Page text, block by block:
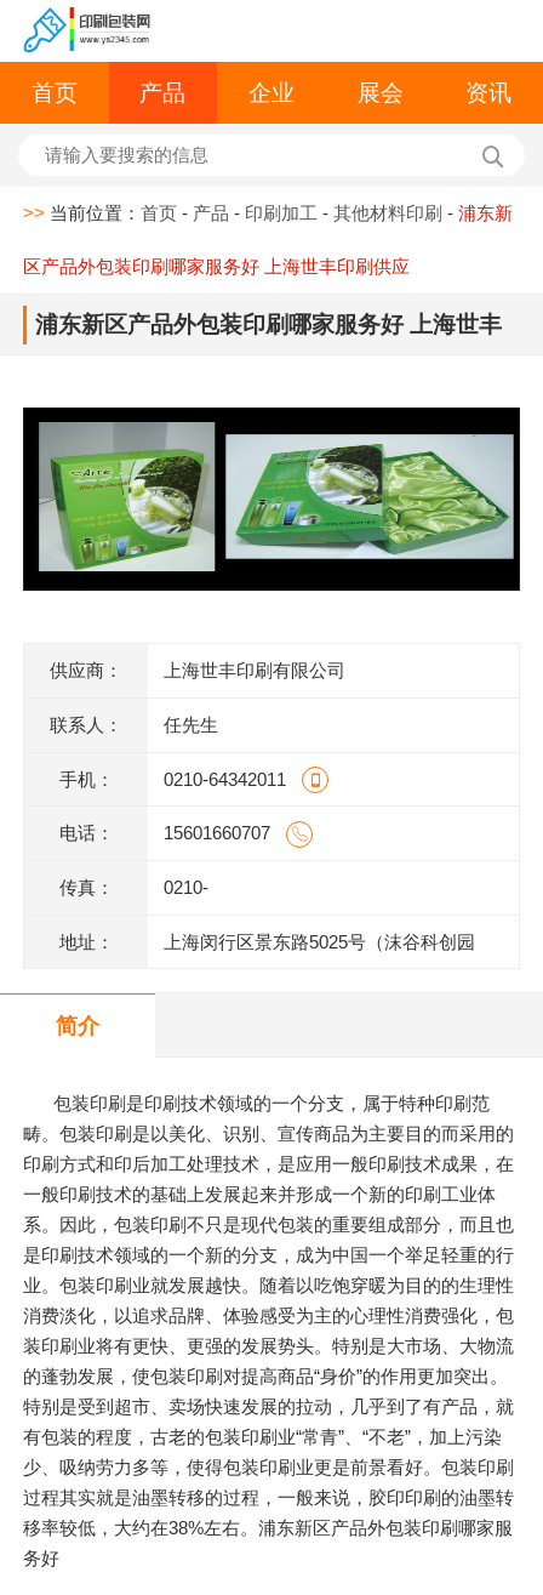
首页 产品 企业 展会 资讯
>> 当前位置：首页 - 产品 - 印刷加工 -其他材料印刷 -浦东新
区产品外包装印刷哪家服务好 上海世丰印刷供应
浦东新区产品外包装印刷哪家服务好 上海世丰
供应商： 上海世丰印刷有限公司
联系人： 任先生
手机： 0210-64342011
电话： 15601660707
传真： 0210-
地址： 上海闵行区景东路5025号（沫谷科创园
简介
包装印刷是印刷技术领域的一个分支，属于特种印刷范
畴。包装印刷是以美化、识别、宣传商品为主要目的而采用的
印刷方式和印后加工处理技术，是应用一般印刷技术成果，在
一般印刷技术的基础上发展起来并形成一个新的印刷工业体
系。因此，包装印刷不只是现代包装的重要组成部分，而且也
是印刷技术领域的一个新的分支，成为中国一个举足轻重的行
业。包装印刷业就发展越快。随着以吃饱穿暖为目的的生理性
消费淡化，以追求品牌、体验感受为主的心理性消费强化，包
装印刷业将有更快、更强的发展势头。特别是大市场、大物流
的蓬勃发展，使包装印刷对提高商品“身价”的作用更加突出。
特别是受到超市、卖场快速发展的拉动，几乎到了有产品，就
有包装的程度，古老的包装印刷业“常青”、“不老”，加上污染
少、吸纳劳力多等，使得包装印刷业更是前景看好。包装印刷
过程其实就是油墨转移的过程，一般来说，胶印印刷的油墨转
移率较低，大约在38%左右。浦东新区产品外包装印刷哪家服
务好